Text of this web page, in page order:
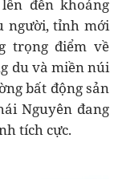
đến khoảng
người, tỉnh mới
trọng điểm về
du và miền núi
bất động sản
Nguyên đang
tích cực.